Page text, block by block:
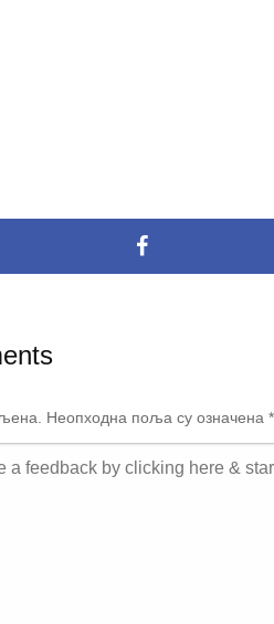
Неопходна поља су означена *